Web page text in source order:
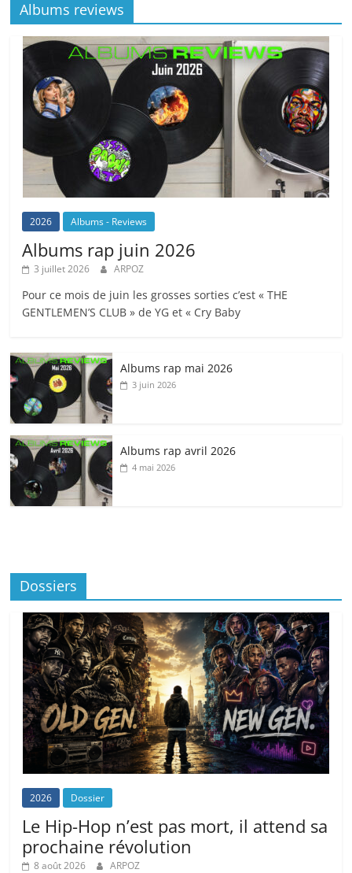
Albums reviews
2026 Albums - Reviews
Albums rap juin 2026
3 juillet 2026 ARPOZ
Pour ce mois de juin les grosses sorties c’est « THE
GENTLEMEN’S CLUB » de YG et « Cry Baby
Albums rap mai 2026
3 juin 2026
Albums rap avril 2026
4 mai 2026
Dossiers
2026 Dossier
Le Hip-Hop n’est pas mort, il attend sa
prochaine révolution
8 août 2026 ARPOZ